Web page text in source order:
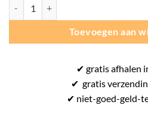
Toevoegen aan
✔ gratisafhalen
✔ gratis
✔ niet-goed-geld-